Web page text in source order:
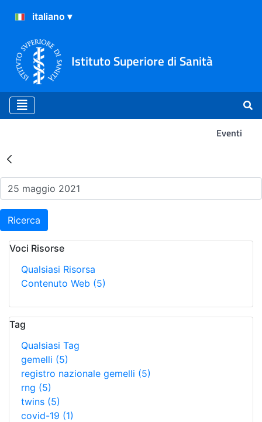
Istituto Superiore di Sanità
Eventi
Risultati della Ricerca -
Ricerca
Voci Risorse
Qualsiasi Risorsa
Contenuto Web (5)
Tag
Qualsiasi Tag
gemelli (5)
registro nazionale gemelli (5)
rng (5)
twins (5)
covid-19 (1)